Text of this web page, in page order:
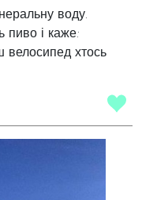
воду.
пиво і каже:
хтось